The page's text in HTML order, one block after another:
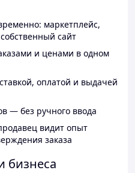
маркетплейс,
сайт
и ценами в одном
оплатой и выдачей
— без ручного ввода
видит опыт
заказа
бизнеса